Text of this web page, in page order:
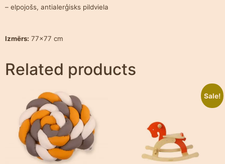
– elpojošs, antialerģisks pildviela
Izmērs: 77×77 cm
Related products
Sale!